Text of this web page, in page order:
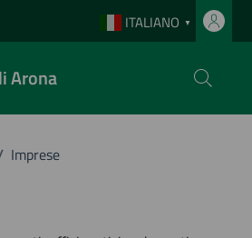
ITALIANO ▼
Arona
Imprese